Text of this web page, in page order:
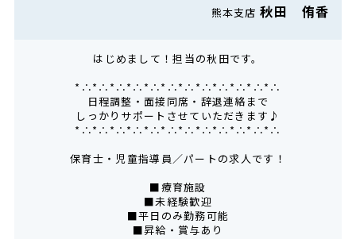
熊本支店秋田 侑香
はじめまして！担当の秋田です。
*∴*∴*∴*∴*∴*∴*∴*∴*∴*∴*∴*∴
日程調整・面接同席・辞退連絡まで
しっかりサポートさせていただきます♪
*∴*∴*∴*∴*∴*∴*∴*∴*∴*∴*∴*∴
保育士・児童指導員／パートの求人です！
■療育施設
■未経験歓迎
■平日のみ勤務可能
■昇給・賞与あり